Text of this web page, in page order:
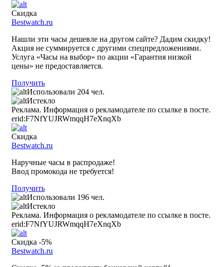
Скидка
Bestwatch.ru
Нашли эти часы дешевле на другом сайте? Дадим скидку!
Акция не суммируется с другими спецпредложениями.
Услуга «Часы на выбор» по акции «Гарантия низкой
цены» не предоставляется.
Получить
Использовали 204 чел.
Истекло
Реклама. Информация о рекламодателе по ссылке в посте.
erid:F7NfYUJRWmqqH7eXnqXb
Скидка
Bestwatch.ru
Наручные часы в распродаже!
Ввод промокода не требуется!
Получить
Использовали 196 чел.
Истекло
Реклама. Информация о рекламодателе по ссылке в посте.
erid:F7NfYUJRWmqqH7eXnqXb
Скидка -5%
Bestwatch.ru